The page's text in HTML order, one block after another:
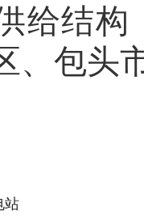
给结构
、包头
站